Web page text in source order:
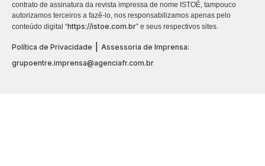
contrato de assinatura da revista impressa de nome ISTOÉ, tampouco
autorizamos terceiros a fazê-lo, nos responsabilizamos apenas pelo
conteúdo digital “https://istoe.com.br” e seus respectivos sites.
Política de Privacidade
Assessoria de Imprensa:
grupoentre.imprensa@agenciafr.com.br